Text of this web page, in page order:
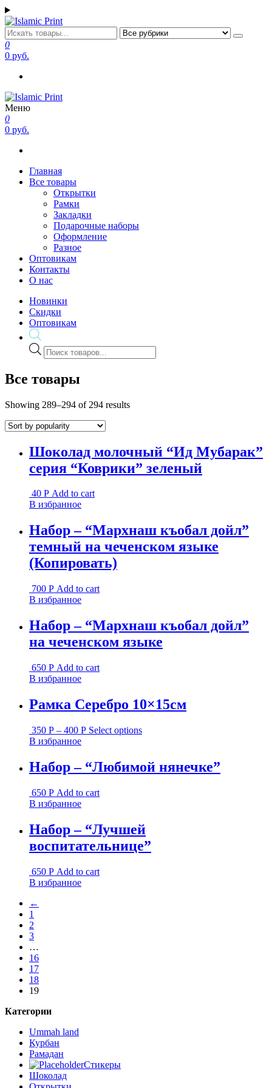
Перейти
к
содержимому
Islamic Print
Открытки, закладки рамки с напоминаниями и пожеланиями
0
0 руб.
Islamic Print
Открытки, закладки рамки с напоминаниями и пожеланиями
Меню
0
0 руб.
Главная
Все товары
Открытки
Рамки
Закладки
Подарочные наборы
Оформление
Разное
Оптовикам
Контакты
О нас
Новинки
Скидки
Оптовикам
Поиск
товаров
Все товары
Showing 289–294 of 294 results
Шоколад молочный “Ид Мубарак”
серия “Коврики” зеленый
40 Р Add to cart
В избранное
Набор – “Мархнаш къобал дойл”
темный на чеченском языке
(Копировать)
700 Р Add to cart
В избранное
Набор – “Мархнаш къобал дойл”
на чеченском языке
650 Р Add to cart
В избранное
Рамка Серебро 10×15см
350 Р – 400 Р Select options
В избранное
Набор – “Любимой нянечке”
650 Р Add to cart
В избранное
Набор – “Лучшей
воспитательнице”
650 Р Add to cart
В избранное
←
1
2
3
…
16
17
18
19
Категории
Ummah land
Курбан
Рамадан
Стикеры
Шоколад